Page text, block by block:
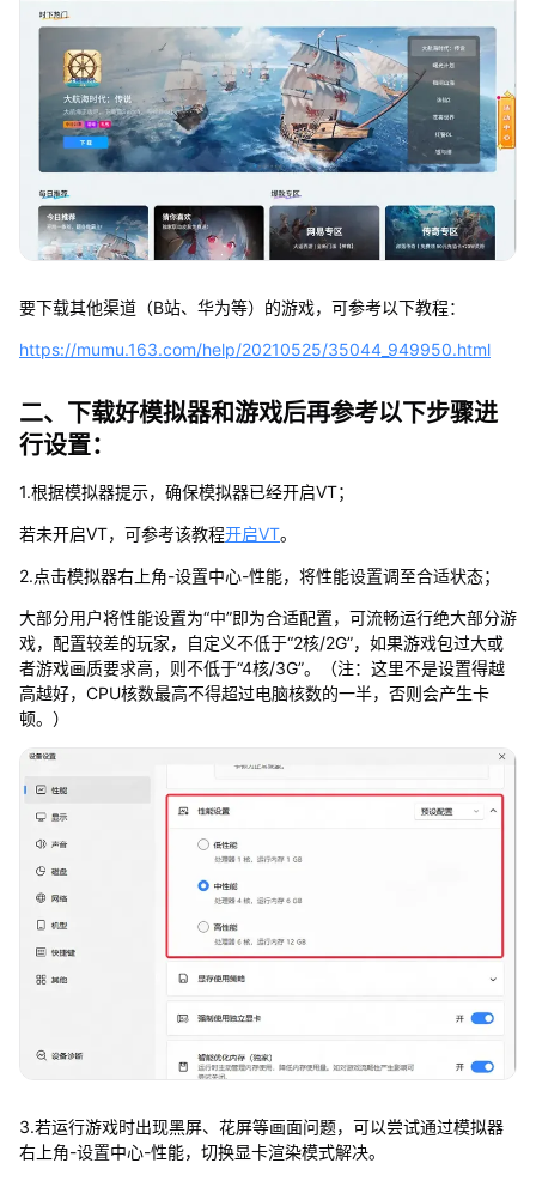
要下载其他渠道（B站、华为等）的游戏，可参考以下教程：
https://mumu.163.com/help/20210525/35044_949950.html
二、下载好模拟器和游戏后再参考以下步骤进
行设置：
1.根据模拟器提示，确保模拟器已经开启VT；
若未开启VT，可参考该教程开启VT。
2.点击模拟器右上角-设置中心-性能，将性能设置调至合适状态；
大部分用户将性能设置为“中”即为合适配置，可流畅运行绝大部分游
戏，配置较差的玩家，自定义不低于“2核/2G”，如果游戏包过大或
者游戏画质要求高，则不低于“4核/3G”。（注：这里不是设置得越
高越好，CPU核数最高不得超过电脑核数的一半，否则会产生卡
顿。）
3.若运行游戏时出现黑屏、花屏等画面问题，可以尝试通过模拟器
右上角-设置中心-性能，切换显卡渲染模式解决。